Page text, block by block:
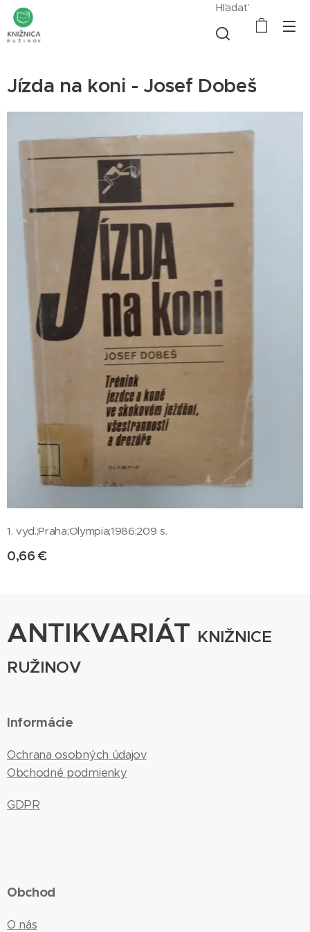
Hľadať
Jízda na koni - Josef Dobeš
1. vyd.;Praha;Olympia;1986;209 s.
0,66 €
ANTIKVARIÁT KNIŽNICE
RUŽINOV
Informácie
Ochrana osobných údajov
Obchodné podmienky
GDPR
Obchod
O nás